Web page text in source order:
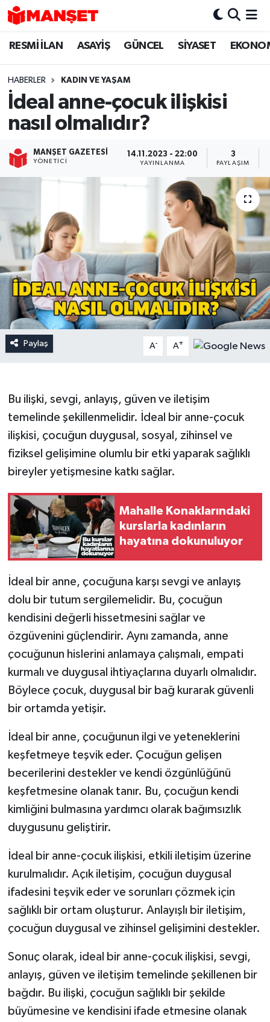
RESMİ İLAN ASAYİŞ GÜNCEL SİYASET
HABERLER KADIN VE YAŞAM
İdeal anne-çocuk ilişkisi
nasıl olmalıdır?
MANŞET GAZETESI
YÖNETICI
14.11.2023 - 22:00
YAYINLANMA
3
PAYLAŞIM
Paylaş A- A+
Bu ilişki, sevgi, anlayış, güven ve iletişim
temelinde şekillenmelidir. İdeal bir anne-çocuk
ilişkisi, çocuğun duygusal, sosyal, zihinsel ve
fiziksel gelişimine olumlu bir etki yaparak sağlıklı
bireyler yetişmesine katkı sağlar.
Mahalle Konaklarındaki
kurslarla kadınların
hayatına dokunuluyor
İdeal bir anne, çocuğuna karşı sevgi ve anlayış
dolu bir tutum sergilemelidir. Bu, çocuğun
kendisini değerli hissetmesini sağlar ve
özgüvenini güçlendirir. Aynı zamanda, anne
çocuğunun hislerini anlamaya çalışmalı, empati
kurmalı ve duygusal ihtiyaçlarına duyarlı olmalıdır.
Böylece çocuk, duygusal bir bağ kurarak güvenli
bir ortamda yetişir.
İdeal bir anne, çocuğunun ilgi ve yeteneklerini
keşfetmeye teşvik eder. Çocuğun gelişen
becerilerini destekler ve kendi özgünlüğünü
keşfetmesine olanak tanır. Bu, çocuğun kendi
kimliğini bulmasına yardımcı olarak bağımsızlık
duygusunu geliştirir.
İdeal bir anne-çocuk ilişkisi, etkili iletişim üzerine
kurulmalıdır. Açık iletişim, çocuğun duygusal
ifadesini teşvik eder ve sorunları çözmek için
sağlıklı bir ortam oluşturur. Anlayışlı bir iletişim,
çocuğun duygusal ve zihinsel gelişimini destekler.
Sonuç olarak, ideal bir anne-çocuk ilişkisi, sevgi,
anlayış, güven ve iletişim temelinde şekillenen bir
bağdır. Bu ilişki, çocuğun sağlıklı bir şekilde
büyümesine ve kendisini ifade etmesine olanak
Hava Durumu
Trafik Durumu
Süper Lig Puan Durumu ve Fikstür